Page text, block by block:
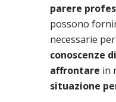
parere
possono
necessarie
conoscenze
affrontare in
situazione